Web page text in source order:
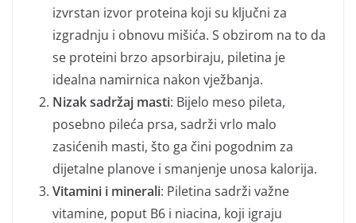
izvrstan izvor proteina koji su ključni za
izgradnju i obnovu mišića. S obzirom na to da
se proteini brzo apsorbiraju, piletina je
idealna namirnica nakon vježbanja.
Nizak sadržaj masti: Bijelo meso pileta,
posebno pileća prsa, sadrži vrlo malo
zasićenih masti, što ga čini pogodnim za
dijetalne planove i smanjenje unosa kalorija.
Vitamini i minerali: Piletina sadrži važne
vitamine, poput B6 i niacina, koji igraju